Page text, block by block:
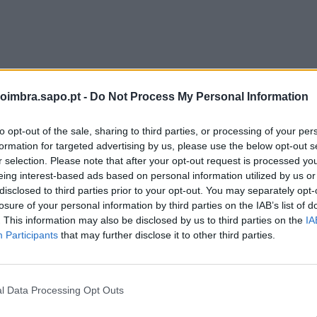
- Do Not Process My Personal Information
opt-out of the sale, sharing to third parties, or processing of your
for targeted advertising by us, please use the below opt-out
selection. Please note that after your opt-out request is processed
interest-based ads based on personal information utilized by us
to third parties prior to your opt-out. You may separately
of your personal information by third parties on the IAB’s list of
This information may also be disclosed by us to third parties on the
Participants that may further disclose it to other third parties.
Data Processing Opt Outs
relacionadas com tráfico de estupefacientes, furto
designadamente condução em estado de
habilitação legal.
foi detido um homem de 31 anos. Tinha na
quilograma de haxixe (504,2 gramas).
um homem de 50 anos. A PSP foi acionada
encontrado a furtar bens de um passageiro no
32 anos, e duas mulheres, com 25 e 48 anos.